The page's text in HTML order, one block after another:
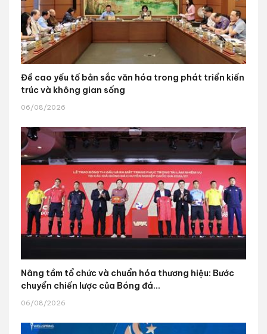
Đề cao yếu tố bản sắc văn hóa trong phát triển kiến
trúc và không gian sống
06/08/2026
Nâng tầm tổ chức và chuẩn hóa thương hiệu: Bước
chuyển chiến lược của Bóng đá...
06/08/2026